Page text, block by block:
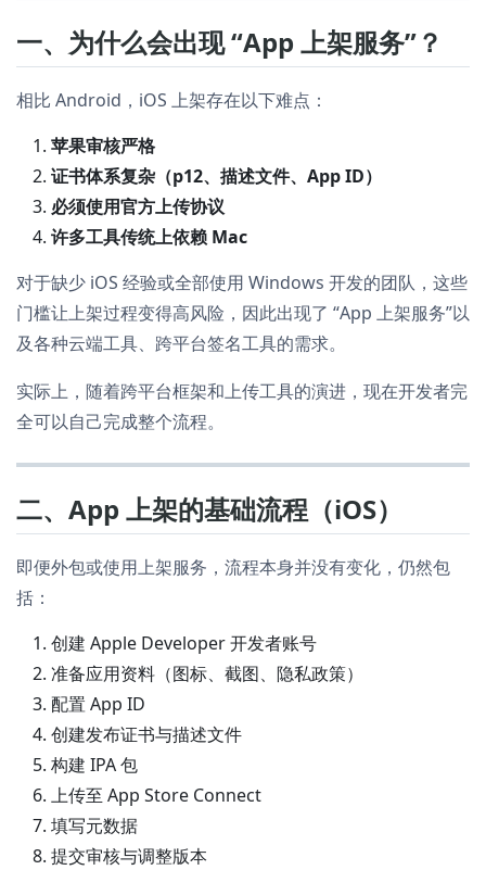
一、为什么会出现 “App 上架服务”？
相比 Android，iOS 上架存在以下难点：
苹果审核严格
证书体系复杂（p12、描述文件、App ID）
必须使用官方上传协议
许多工具传统上依赖 Mac
对于缺少 iOS 经验或全部使用 Windows 开发的团队，这些
门槛让上架过程变得高风险，因此出现了 “App 上架服务”以
及各种云端工具、跨平台签名工具的需求。
实际上，随着跨平台框架和上传工具的演进，现在开发者完
全可以自己完成整个流程。
二、App 上架的基础流程（iOS）
即便外包或使用上架服务，流程本身并没有变化，仍然包
括：
创建 Apple Developer 开发者账号
准备应用资料（图标、截图、隐私政策）
配置 App ID
创建发布证书与描述文件
构建 IPA 包
上传至 App Store Connect
填写元数据
提交审核与调整版本